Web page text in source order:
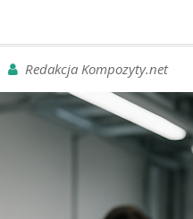
Redakcja Kompozyty.net